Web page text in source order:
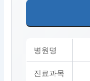
병원명
진료과목